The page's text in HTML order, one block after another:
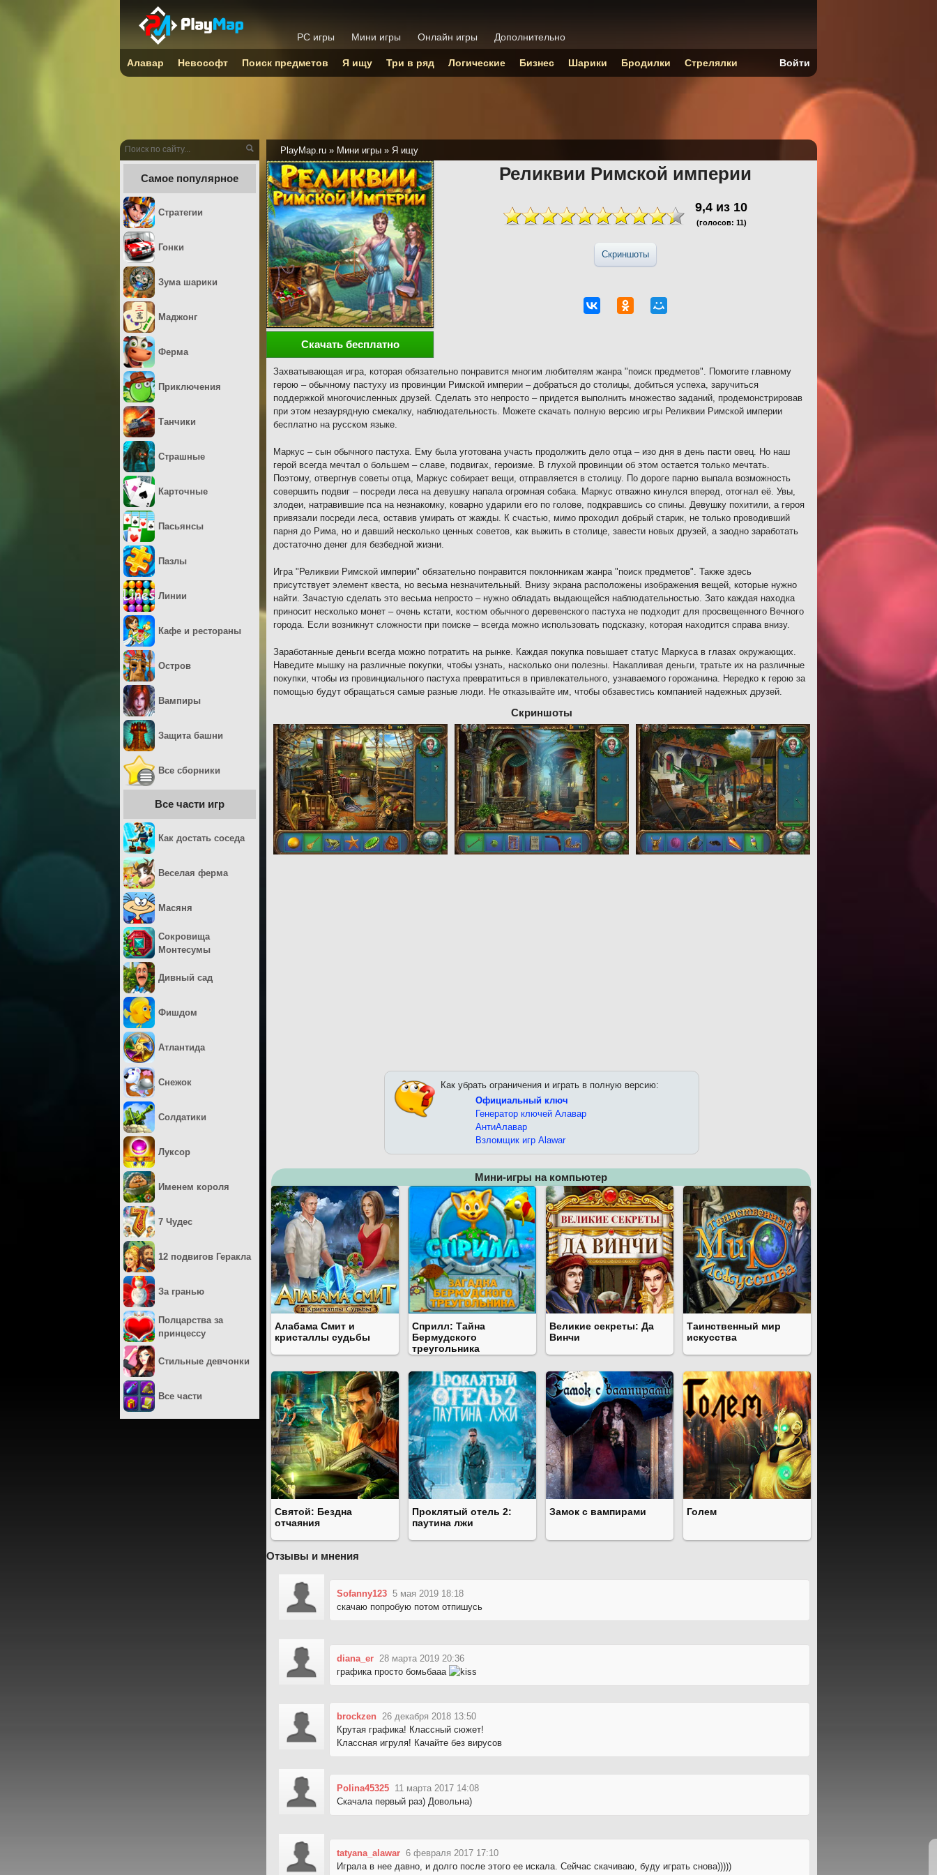
PlayMap.ru » Мини игры » Я ищу
Реликвии Римской империи
9,4 из 10
(голосов: 11)
Скриншоты
Скачать бесплатно
Захватывающая игра, которая обязательно понравится многим любителям жанра "поиск предметов". Помогите главному
герою – обычному пастуху из провинции Римской империи – добраться до столицы, добиться успеха, заручиться
поддержкой многочисленных друзей. Сделать это непросто – придется выполнить множество заданий, продемонстрировав
при этом незаурядную смекалку, наблюдательность. Можете скачать полную версию игры Реликвии Римской империи
бесплатно на русском языке.
Маркус – сын обычного пастуха. Ему была уготована участь продолжить дело отца – изо дня в день пасти овец. Но наш
герой всегда мечтал о большем – славе, подвигах, героизме. В глухой провинции об этом остается только мечтать.
Поэтому, отвергнув советы отца, Маркус собирает вещи, отправляется в столицу. По дороге парню выпала возможность
совершить подвиг – посреди леса на девушку напала огромная собака. Маркус отважно кинулся вперед, отогнал её. Увы,
злодеи, натравившие пса на незнакомку, коварно ударили его по голове, подкравшись со спины. Девушку похитили, а героя
привязали посреди леса, оставив умирать от жажды. К счастью, мимо проходил добрый старик, не только проводивший
парня до Рима, но и давший несколько ценных советов, как выжить в столице, завести новых друзей, а заодно заработать
достаточно денег для безбедной жизни.
Игра "Реликвии Римской империи" обязательно понравится поклонникам жанра "поиск предметов". Также здесь
присутствует элемент квеста, но весьма незначительный. Внизу экрана расположены изображения вещей, которые нужно
найти. Зачастую сделать это весьма непросто – нужно обладать выдающейся наблюдательностью. Зато каждая находка
приносит несколько монет – очень кстати, костюм обычного деревенского пастуха не подходит для просвещенного Вечного
города. Если возникнут сложности при поиске – всегда можно использовать подсказку, которая находится справа внизу.
Заработанные деньги всегда можно потратить на рынке. Каждая покупка повышает статус Маркуса в глазах окружающих.
Наведите мышку на различные покупки, чтобы узнать, насколько они полезны. Накапливая деньги, тратьте их на различные
покупки, чтобы из провинциального пастуха превратиться в привлекательного, узнаваемого горожанина. Нередко к герою за
помощью будут обращаться самые разные люди. Не отказывайте им, чтобы обзавестись компанией надежных друзей.
Скриншоты
Как убрать ограничения и играть в полную версию:
Официальный ключ
Генератор ключей Алавар
АнтиАлавар
Взломщик игр Alawar
Мини-игры на компьютер
Алабама Смит и
кристаллы судьбы
Сприлл: Тайна
Бермудского
треугольника
Великие секреты: Да
Винчи
Таинственный мир
искусства
Святой: Бездна
отчаяния
Проклятый отель 2:
паутина лжи
Замок с вампирами Голем
Отзывы и мнения
Sofanny123 5 мая 2019 18:18
скачаю попробую потом отпишусь
diana_er 28 марта 2019 20:36
графика просто бомьбааа
brockzen 26 декабря 2018 13:50
Крутая графика! Классный сюжет!
Классная игруля! Качайте без вирусов
Polina45325 11 марта 2017 14:08
Скачала первый раз) Довольна)
tatyana_alawar 6 февраля 2017 17:10
Играла в нее давно, и долго после этого ее искала. Сейчас скачиваю, буду играть снова)))))
Самое популярное
Стратегии
Гонки
Зума шарики
Маджонг
Ферма
Приключения
Танчики
Страшные
Карточные
Пасьянсы
Пазлы
Линии
Кафе и рестораны
Остров
Вампиры
Защита башни
Все сборники
Все части игр
Как достать соседа
Веселая ферма
Масяня
Сокровища
Монтесумы
Дивный сад
Фишдом
Атлантида
Снежок
Солдатики
Луксор
Именем короля
7 Чудес
12 подвигов Геракла
За гранью
Полцарства за
принцессу
Стильные девчонки
Все части
PC игры Мини игры Онлайн игры Дополнительно
Алавар Невософт Поиск предметов Я ищу Три в ряд Логические Бизнес Шарики Бродилки Стрелялки Войти